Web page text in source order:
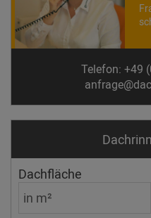
Telefon: +49
Dachfläche